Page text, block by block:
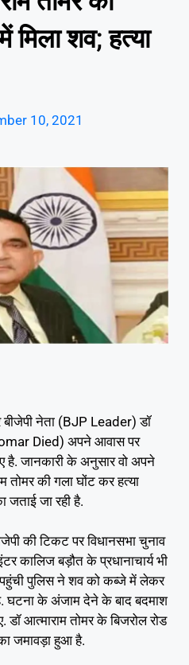
मिला शव; हत्या
10, 2021
बीजेपी नेता (BJP Leader) डॉ
Died) अपने आवास पर
है. जानकारी के अनुसार वो अपने
की गला घोंट कर हत्या
जा रही है.
की टिकट पर विधानसभा चुनाव
कालिज बड़ौत के प्रधानाचार्य भी
पुलिस ने शव को कब्जे में लेकर
घटना के अंजाम देने के बाद बदमाश
डॉ आत्माराम तोमर के बिजरोल रोड
जमावड़ा हुआ है.